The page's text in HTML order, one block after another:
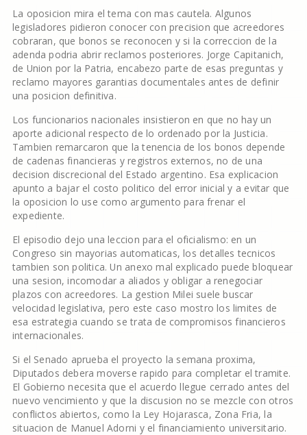
La oposicion mira el tema con mas cautela. Algunos
legisladores pidieron conocer con precision que acreedores
cobraran, que bonos se reconocen y si la correccion de la
adenda podria abrir reclamos posteriores. Jorge Capitanich,
de Union por la Patria, encabezo parte de esas preguntas y
reclamo mayores garantias documentales antes de definir
una posicion definitiva.
Los funcionarios nacionales insistieron en que no hay un
aporte adicional respecto de lo ordenado por la Justicia.
Tambien remarcaron que la tenencia de los bonos depende
de cadenas financieras y registros externos, no de una
decision discrecional del Estado argentino. Esa explicacion
apunto a bajar el costo politico del error inicial y a evitar que
la oposicion lo use como argumento para frenar el
expediente.
El episodio dejo una leccion para el oficialismo: en un
Congreso sin mayorias automaticas, los detalles tecnicos
tambien son politica. Un anexo mal explicado puede bloquear
una sesion, incomodar a aliados y obligar a renegociar
plazos con acreedores. La gestion Milei suele buscar
velocidad legislativa, pero este caso mostro los limites de
esa estrategia cuando se trata de compromisos financieros
internacionales.
Si el Senado aprueba el proyecto la semana proxima,
Diputados debera moverse rapido para completar el tramite.
El Gobierno necesita que el acuerdo llegue cerrado antes del
nuevo vencimiento y que la discusion no se mezcle con otros
conflictos abiertos, como la Ley Hojarasca, Zona Fria, la
situacion de Manuel Adorni y el financiamiento universitario.